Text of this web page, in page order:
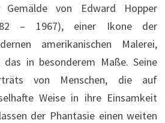
Gemälde von Edward Hopper
– 1967), einer Ikone der
amerikanischen Malerei,
in besonderem Maße. Seine
von Menschen, die auf
Weise in ihre Einsamkeit
der Phantasie einen weiten